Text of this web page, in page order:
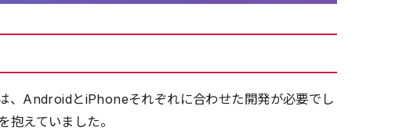
、AndroidとiPhoneそれぞれに合わせた開発が必要でし
抱えていました。